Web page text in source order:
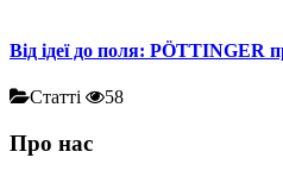
Від ідеї до поля: PÖTTINGER
Статті 58
Про нас